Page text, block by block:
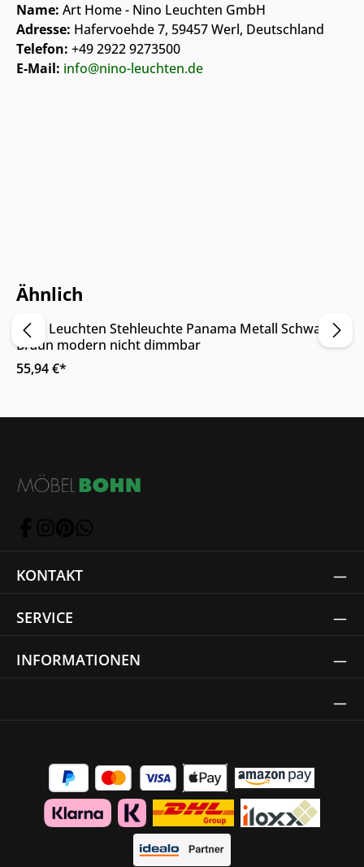
Name: Art Home - Nino Leuchten GmbH
Adresse: Hafervoehde 7, 59457 Werl, Deutschland
Telefon: +49 2922 9273500
E-Mail: info@nino-leuchten.de
Ähnlich
Nur Online erhältlich
Nino Leuchten Stehleuchte Panama Metall Schwarz
Braun modern nicht dimmbar
55,94 €*
KONTAKT
SERVICE
INFORMATIONEN